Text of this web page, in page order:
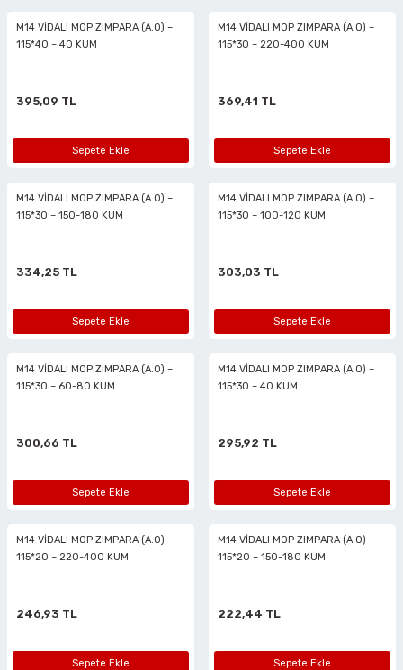
Tabancaları
M14 VİDALI MOP ZIMPARA (A.O) –
115*40 – 40 KUM
395,09 TL
Sepete Ekle
M14 VİDALI MOP ZIMPARA (A.O) –
115*30 – 220-400 KUM
369,41 TL
Sepete Ekle
M14 VİDALI MOP ZIMPARA (A.O) –
115*30 – 150-180 KUM
334,25 TL
Sepete Ekle
M14 VİDALI MOP ZIMPARA (A.O) –
115*30 – 100-120 KUM
303,03 TL
Sepete Ekle
M14 VİDALI MOP ZIMPARA (A.O) –
115*30 – 60-80 KUM
300,66 TL
Sepete Ekle
M14 VİDALI MOP ZIMPARA (A.O) –
115*30 – 40 KUM
295,92 TL
Sepete Ekle
M14 VİDALI MOP ZIMPARA (A.O) –
115*20 – 220-400 KUM
246,93 TL
Sepete Ekle
M14 VİDALI MOP ZIMPARA (A.O) –
115*20 – 150-180 KUM
222,44 TL
Sepete Ekle